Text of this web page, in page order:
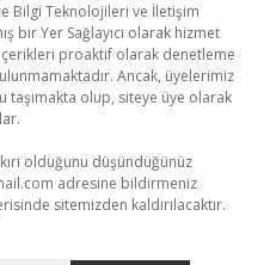
Bilgi Teknolojileri ve İletişim
bir Yer Sağlayıcı olarak hizmet
proaktif olarak denetleme
Ancak, üyelerimiz
taşımakta olup, siteye üye olarak
olduğunu düşündüğünüz
adresine bildirmeniz
sitemizden kaldırılacaktır.